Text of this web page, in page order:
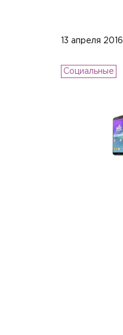
13 апреля 2016
Социальные